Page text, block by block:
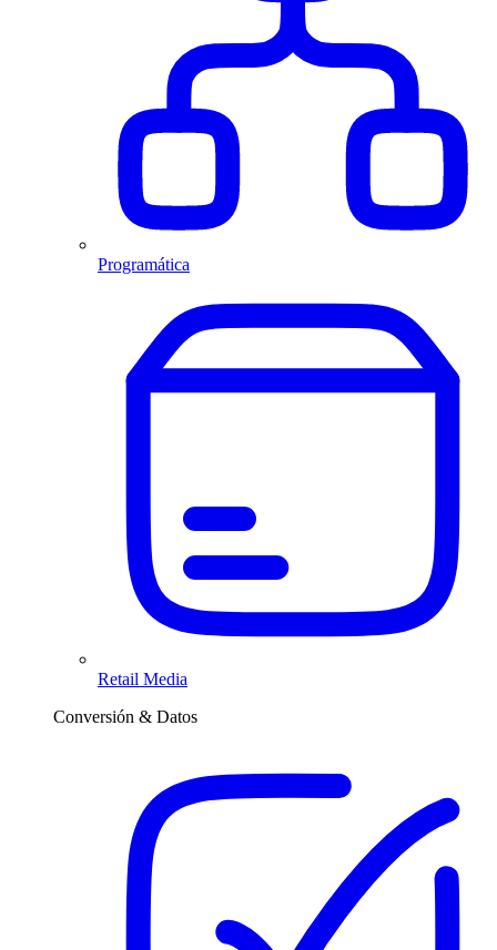
Programática
Retail Media
Conversión & Datos